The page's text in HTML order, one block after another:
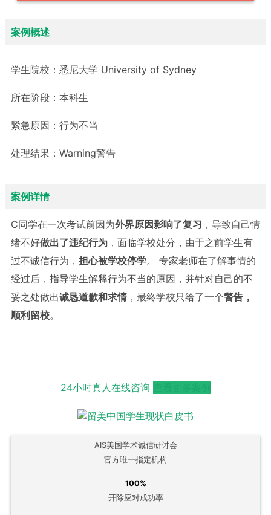
案例概述
学生院校： 悉尼大学 University of Sydney
所在阶段： 本科生
紧急原因： 行为不当
处理结果： Warning警告
案例详情
C同学在一次考试前因为外界原因影响了复习 ，导致自己情
绪不好做出了违纪行为 ，面临学校处分，由于之前学生有
过不诚信行为， 担心被学校停学。 专家老师在了解事情的
经过后，指导学生解释行为不当的原因，并针对自己的不
妥之处做出诚恳道歉和求情 ，最终学校只给了一个警告，
顺利留校。
24小时真人在线咨询
AIS美国学术诚信研讨会
官方唯一指定机构
100%
开除应对成功率